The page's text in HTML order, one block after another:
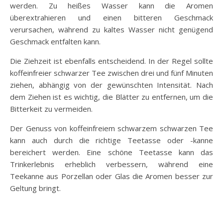
werden. Zu heißes Wasser kann die Aromen
überextrahieren und einen bitteren Geschmack
verursachen, während zu kaltes Wasser nicht genügend
Geschmack entfalten kann.
Die Ziehzeit ist ebenfalls entscheidend. In der Regel sollte
koffeinfreier schwarzer Tee zwischen drei und fünf Minuten
ziehen, abhängig von der gewünschten Intensität. Nach
dem Ziehen ist es wichtig, die Blätter zu entfernen, um die
Bitterkeit zu vermeiden.
Der Genuss von koffeinfreiem schwarzem schwarzen Tee
kann auch durch die richtige Teetasse oder -kanne
bereichert werden. Eine schöne Teetasse kann das
Trinkerlebnis erheblich verbessern, während eine
Teekanne aus Porzellan oder Glas die Aromen besser zur
Geltung bringt.